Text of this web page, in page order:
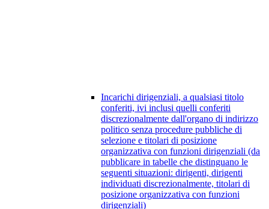
Incarichi dirigenziali, a qualsiasi titolo
conferiti, ivi inclusi quelli conferiti
discrezionalmente dall'organo di indirizzo
politico senza procedure pubbliche di
selezione e titolari di posizione
organizzativa con funzioni dirigenziali (da
pubblicare in tabelle che distinguano le
seguenti situazioni: dirigenti, dirigenti
individuati discrezionalmente, titolari di
posizione organizzativa con funzioni
dirigenziali)